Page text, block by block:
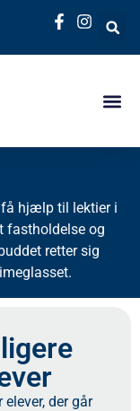
få hjælp til lektier i
fastholdelse og
retter sig
der går